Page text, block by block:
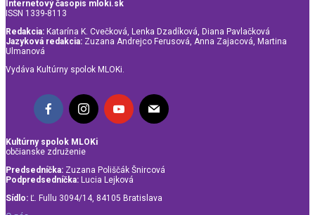
Internetový časopis mloki.sk
ISSN 1339-8113
Redakcia: Katarína K. Cvečková, Lenka Dzadíková, Diana Pavlačková
Jazyková redakcia: Zuzana Andrejco Ferusová, Anna Zajacová, Martina
Ulmanová
Vydáva Kultúrny spolok MLOKi.
Kultúrny spolok MLOKi
občianske združenie
Predsedníčka: Zuzana Poliščák Šnircová
Podpredsedníčka: Lucia Lejková
Sídlo: Ľ. Fullu 3094/14, 84105 Bratislava